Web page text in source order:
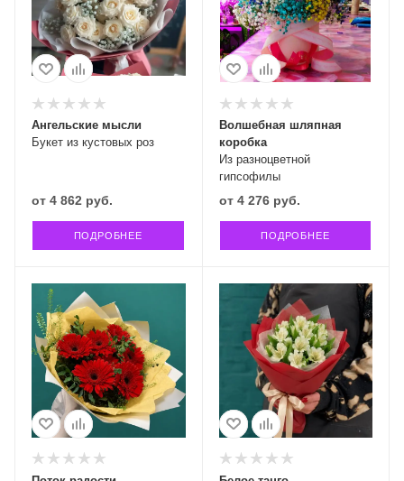
Букет из кустовых роз
Ангельские мысли
от 4 862 руб.
ПОДРОБНЕЕ
Из разноцветной
гипсофилы
Волшебная шляпная
коробка
от 4 276 руб.
ПОДРОБНЕЕ